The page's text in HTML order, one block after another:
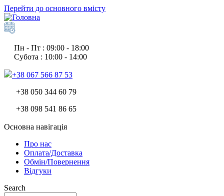
Перейти до основного вмісту
Пн - Пт : 09:00 - 18:00
Субота : 10:00 - 14:00
+38 067 566 87 53
+38 050 344 60 79
+38 098 541 86 65
Основна навігація
Про нас
Оплата/Доставка
Обмін/Повернення
Відгуки
Search